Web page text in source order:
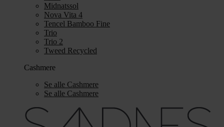
Midnatssol
Nova Vita 4
Tencel Bamboo Fine
Trio
Trio 2
Tweed Recycled
Cashmere
Se alle Cashmere
Se alle Cashmere